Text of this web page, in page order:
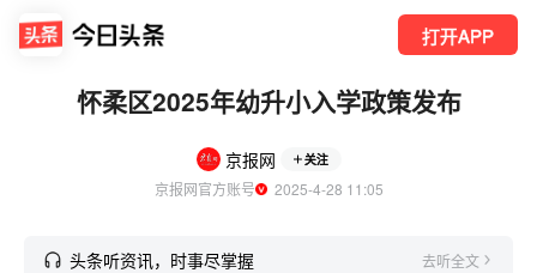
打开APP
怀柔区2025年幼升小入学政策发布
京报网 关注
京报网官方账号
  2025-4-28 11:05
头条听资讯，时事尽掌握 去听全文